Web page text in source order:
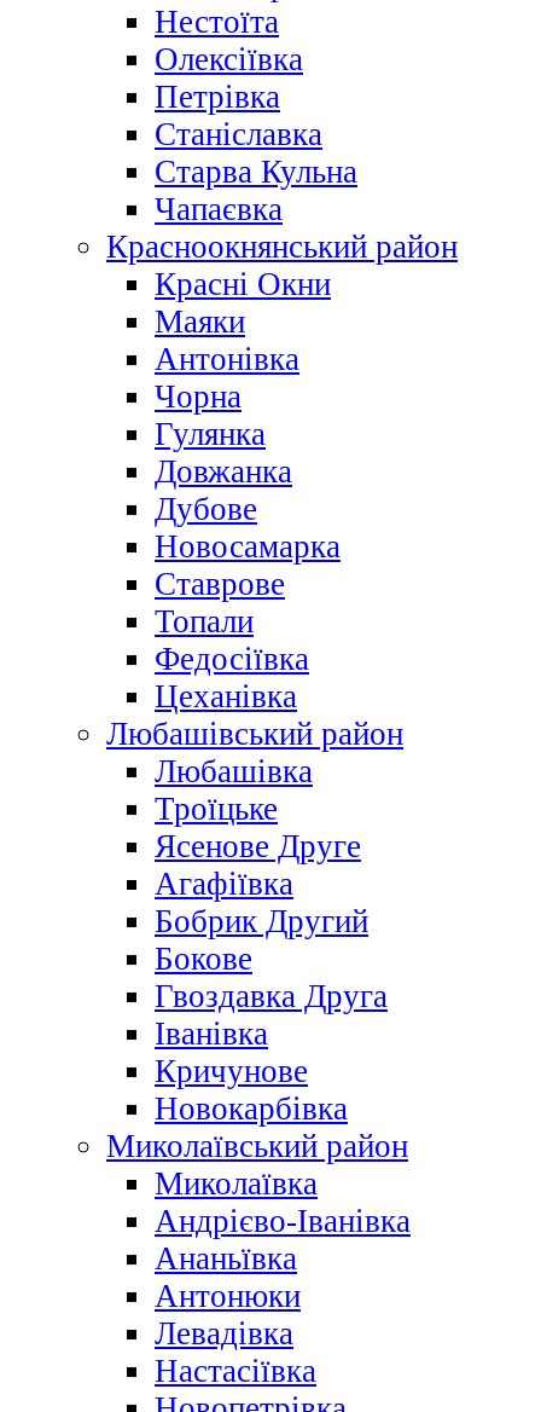
Нестоїта
Олексіївка
Петрівка
Станіславка
Старва Кульна
Чапаєвка
Красноокнянський район
Красні Окни
Маяки
Антонівка
Чорна
Гулянка
Довжанка
Дубове
Новосамарка
Ставрове
Топали
Федосіївка
Цеханівка
Любашівський район
Любашівка
Троїцьке
Ясенове Друге
Агафіївка
Бобрик Другий
Бокове
Гвоздавка Друга
Іванівка
Кричунове
Новокарбівка
Миколаївський район
Миколаївка
Андрієво-Іванівка
Ананьївка
Антонюки
Левадівка
Настасіївка